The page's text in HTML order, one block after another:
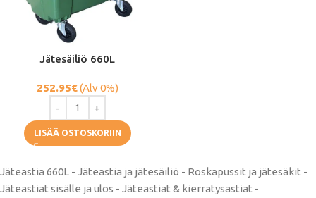
Jätesäiliö 660L
252.95€(Alv 0%)
LISÄÄ OSTOSKORIIN
Jäteastia 660L - Jäteastia ja jätesäiliö - Roskapussit ja jätesäkit -
Jäteastiat sisälle ja ulos - Jäteastiat & kierrätysastiat -